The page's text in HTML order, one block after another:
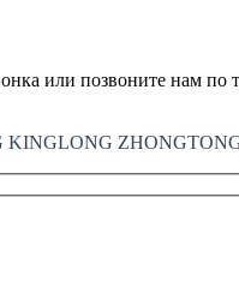
или позвоните нам
KINGLONG